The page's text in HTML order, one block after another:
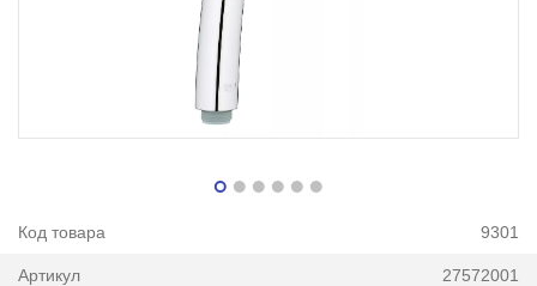
Код товара 9301
Артикул 27572001